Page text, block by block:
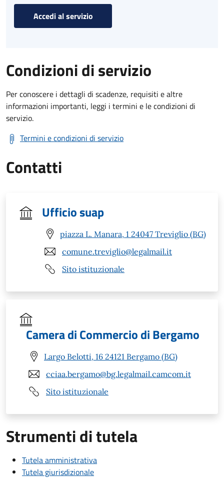
Accedi al servizio
Condizioni di servizio
Per conoscere i dettagli di scadenze, requisiti e altre
informazioni importanti, leggi i termini e le condizioni di
servizio.
Termini e condizioni di servizio
Contatti
Ufficio suap
piazza L. Manara, 1 24047 Treviglio (BG)
comune.treviglio@legalmail.it
Sito istituzionale
Camera di Commercio di Bergamo
Largo Belotti, 16 24121 Bergamo (BG)
cciaa.bergamo@bg.legalmail.camcom.it
Sito istituzionale
Strumenti di tutela
Tutela amministrativa
Tutela giurisdizionale